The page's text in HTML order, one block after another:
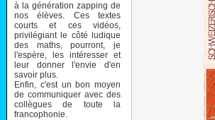
à la génération zapping de
nos élèves. Ces textes
courts et ces vidéos,
privilégiant le côté ludique
des maths, pourront, je
l'espère, les intéresser et
leur donner l'envie d'en
savoir plus.
Enfin, c'est un bon moyen
de communiquer avec des
collègues de toute la
francophonie.